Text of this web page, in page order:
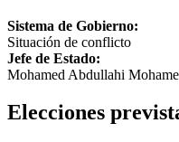
Sistema de Gobierno:
Situación de conflicto
Jefe de Estado:
Mohamed Abdullahi
Elecciones